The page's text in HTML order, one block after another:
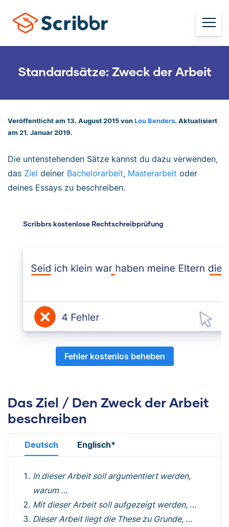
Standardsätze: Zweck der Arbeit
Veröffentlicht am 13. August 2015 von Lou Benders. Aktualisiert
am 21. Januar 2019.
Die untenstehenden Sätze kannst du dazu verwenden,
das Ziel deiner Bachelorarbeit Masterarbeit oder
deines Essays zu beschreiben.
Scribbrs kostenlose Rechtschreibprüfung
Fehler kostenlos beheben
Das Ziel / Den Zweck der Arbeit
beschreiben
Deutsch Englisch*
In dieser Arbeit soll argumentiert werden,
warum …
Mit dieser Arbeit soll aufgezeigt werden, …
Dieser Arbeit liegt die These zu Grunde, …